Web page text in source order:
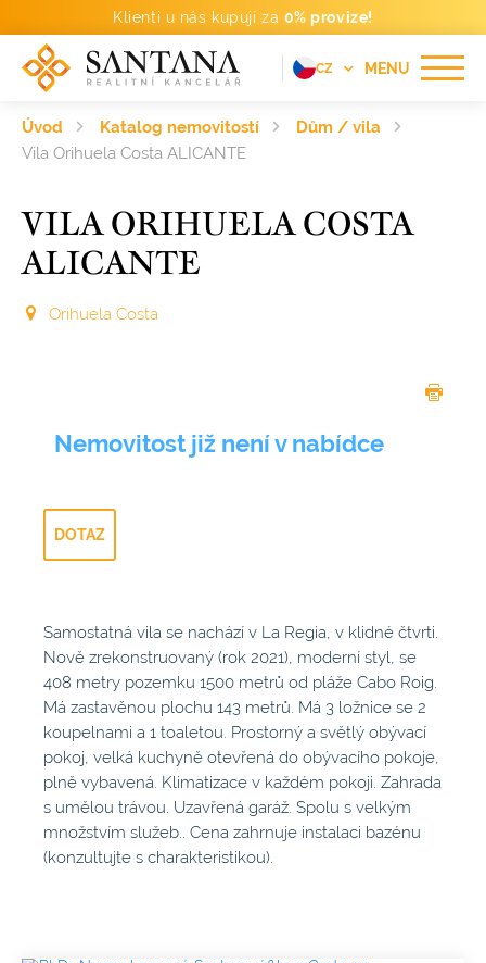
Klienti u nás kupují za 0% provize!
MENU
CZ
PT
Úvod Katalog nemovitostí
Dům / vila
Vila Orihuela Costa ALICANTE
VILA ORIHUELA COSTA
ALICANTE
Orihuela Costa
Nemovitost již není v nabídce
DOTAZ
Samostatná vila se nachází v La Regia, v klidné čtvrti.
Nově zrekonstruovaný (rok 2021), moderní styl, se
408 metry pozemku 1500 metrů od pláže Cabo Roig.
Má zastavěnou plochu 143 metrů. Má 3 ložnice se 2
koupelnami a 1 toaletou. Prostorný a světlý obývací
pokoj, velká kuchyně otevřená do obývacího pokoje,
plně vybavená. Klimatizace v každém pokoji. Zahrada
s umělou trávou. Uzavřená garáž. Spolu s velkým
množstvím služeb.. Cena zahrnuje instalaci bazénu
(konzultujte s charakteristikou).